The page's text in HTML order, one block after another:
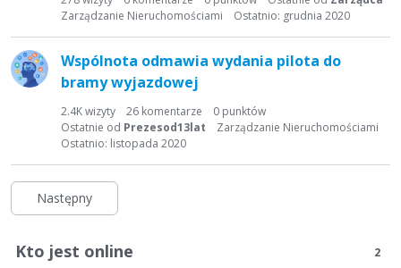
Ostatnio: grudnia 2020
Zarządzanie Nieruchomościami
Wspólnota odmawia wydania pilota do
bramy wyjazdowej
2.4Kwizyty 26 komentarze 0 punktów
Ostatnie od Prezesod13lat
Ostatnio: listopada 2020
Zarządzanie Nieruchomościami
Następny
Kto jest online 2